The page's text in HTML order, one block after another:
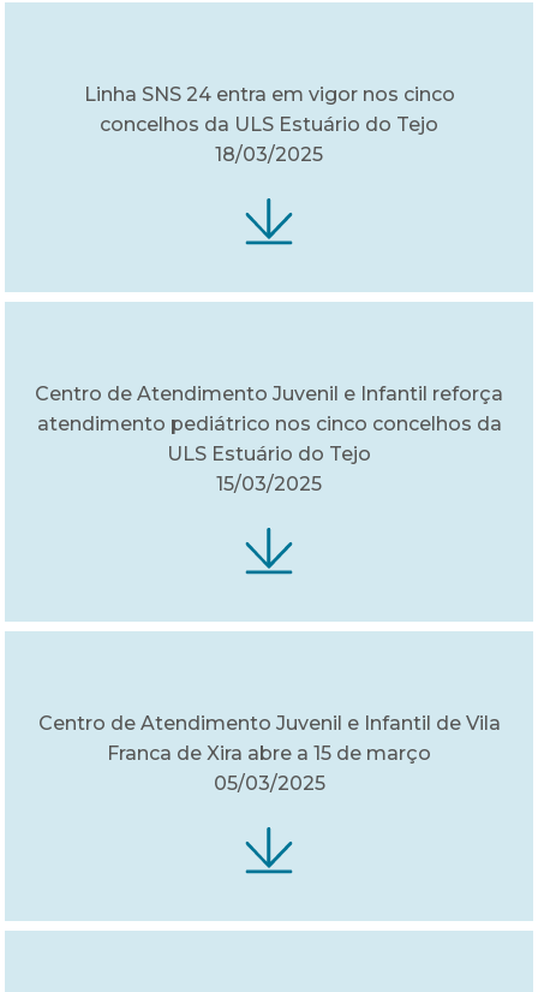
Linha SNS 24 entra em vigor nos cinco
concelhos da ULS Estuário do Tejo
18/03/2025
Centro de Atendimento Juvenil e Infantil reforça
atendimento pediátrico nos cinco concelhos da
ULS Estuário do Tejo
15/03/2025
Centro de Atendimento Juvenil e Infantil de Vila
Franca de Xira abre a 15 de março
05/03/2025